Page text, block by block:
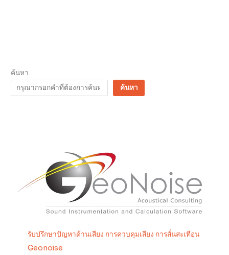
ค้นหา
ค้นหา
รับปรึกษาปัญหาด้านเสียง การควบคุมเสียง การสั่นสะเทือน
Geonoise